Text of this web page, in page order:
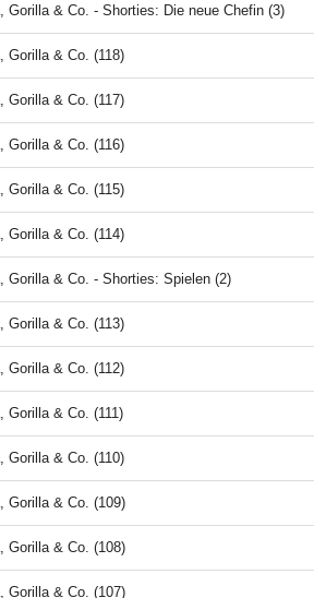
Gorilla & Co. - Shorties: Die neue Chefin (3)
Gorilla & Co. (118)
Gorilla & Co. (117)
Gorilla & Co. (116)
Gorilla & Co. (115)
Gorilla & Co. (114)
Gorilla & Co. - Shorties: Spielen (2)
Gorilla & Co. (113)
Gorilla & Co. (112)
Gorilla & Co. (111)
Gorilla & Co. (110)
Gorilla & Co. (109)
Gorilla & Co. (108)
Gorilla & Co. (107)